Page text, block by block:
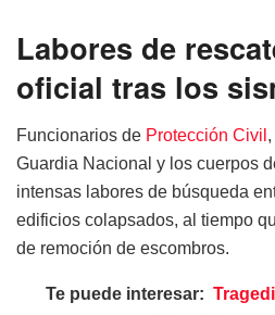
Labores de
oficial tras los
Funcionarios de Protección Civil
Guardia Nacional y los cuerpos
intensas labores de búsqueda
edificios colapsados, al tiempo
de remoción de escombros.
Te puede interesar: